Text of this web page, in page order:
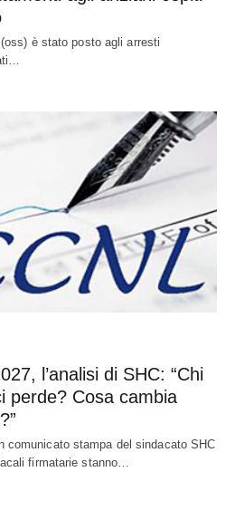
è stato posto agli arresti
l’analisi di SHC: “Chi
perde? Cosa cambia
comunicato stampa del sindacato SHC
firmatarie stanno…